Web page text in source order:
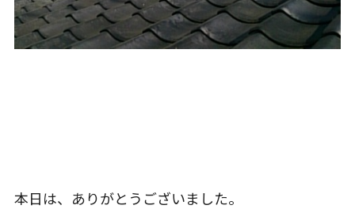
本日は、ありがとうございました。